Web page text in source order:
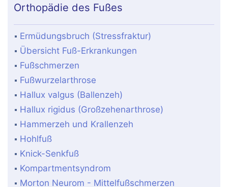
Orthopädie des Fußes
Ermüdungsbruch (Stressfraktur)
Übersicht Fuß-Erkrankungen
Fußschmerzen
Fußwurzelarthrose
Hallux valgus (Ballenzeh)
Hallux rigidus (Großzehenarthrose)
Hammerzeh und Krallenzeh
Hohlfuß
Knick-Senkfuß
Kompartmentsyndrom
Morton Neurom - Mittelfußschmerzen